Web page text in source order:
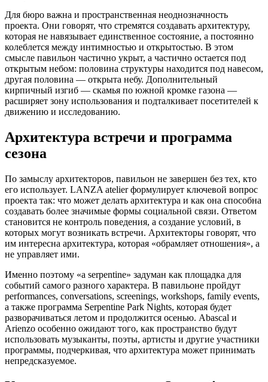
Для бюро важна и пространственная неоднозначность
проекта. Они говорят, что стремятся создавать архитектуру,
которая не навязывает единственное состояние, а постоянно
колеблется между интимностью и открытостью. В этом
смысле павильон частично укрыт, а частично остается под
открытым небом: половина структуры находится под навесом,
другая половина — открыта небу. Дополнительный
кирпичный изгиб — скамья по южной кромке газона —
расширяет зону использования и подталкивает посетителей к
движению и исследованию.
Архитектура встречи и программа
сезона
По замыслу архитекторов, павильон не завершен без тех, кто
его использует. LANZA atelier формулирует ключевой вопрос
проекта так: что может делать архитектура и как она способна
создавать более значимые формы социальной связи. Ответом
становится не контроль поведения, а создание условий, в
которых могут возникать встречи. Архитекторы говорят, что
им интересна архитектура, которая «обрамляет отношения», а
не управляет ими.
Именно поэтому «a serpentine» задуман как площадка для
событий самого разного характера. В павильоне пройдут
performances, conversations, screenings, workshops, family events,
а также программа Serpentine Park Nights, которая будет
разворачиваться летом и продолжится осенью. Abascal и
Arienzo особенно ожидают того, как пространство будут
использовать музыканты, поэты, артисты и другие участники
программы, подчеркивая, что архитектура может принимать
непредсказуемое.